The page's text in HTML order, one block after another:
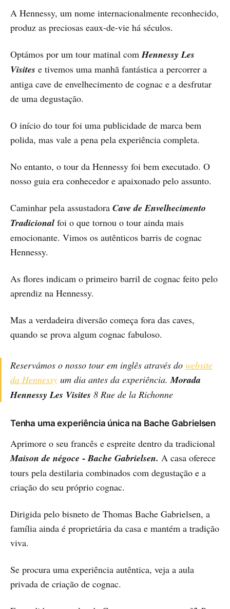
A Hennessy, um nome internacionalmente reconhecido,
produz as preciosas eaux-de-vie há séculos.
Optámos por um tour matinal com Hennessy Les
Visites e tivemos uma manhã fantástica a percorrer a
antiga cave de envelhecimento de cognac e a desfrutar
de uma degustação.
O início do tour foi uma publicidade de marca bem
polida, mas vale a pena pela experiência completa.
No entanto, o tour da Hennessy foi bem executado. O
nosso guia era conhecedor e apaixonado pelo assunto.
Caminhar pela assustadora Cave de Envelhecimento
Tradicional foi o que tornou o tour ainda mais
emocionante. Vimos os autênticos barris de cognac
Hennessy.
As flores indicam o primeiro barril de cognac feito pelo
aprendiz na Hennessy.
Mas a verdadeira diversão começa fora das caves,
quando se prova algum cognac fabuloso.
Reservámos o nosso tour em inglês através do website
da Hennessy um dia antes da experiência. Morada
Hennessy Les Visites 8 Rue de la Richonne
Tenha uma experiência única na Bache Gabrielsen
Aprimore o seu francês e espreite dentro da tradicional
Maison de négoce -Bache Gabrielsen. A casa oferece
tours pela destilaria combinados com degustação e a
criação do seu próprio cognac.
Dirigida pelo bisneto de Thomas Bache Gabrielsen, a
família ainda é proprietária da casa e mantém a tradição
viva.
Se procura uma experiência autêntica, veja a aula
privada de criação de cognac.